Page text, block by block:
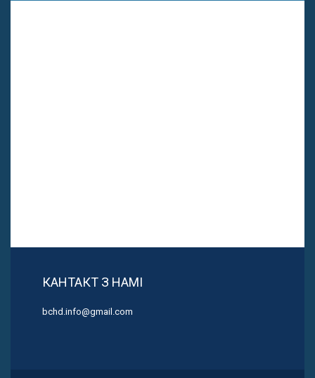
КАНТАКТ З НАМІ
bchd.info@gmail.com